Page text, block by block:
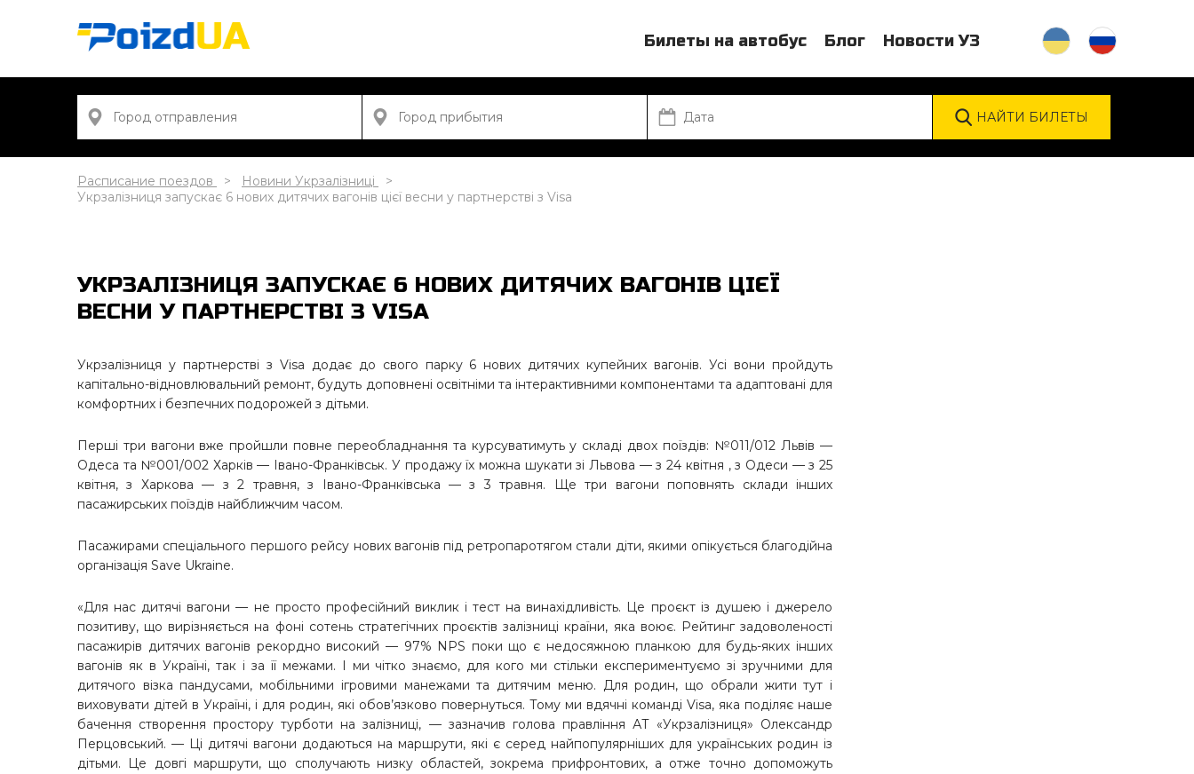
Билеты на автобус Блог Новости УЗ
Расписание поездов
Новини Укрзалізниці
Укрзалізниця запускає 6 нових дитячих вагонів цієї весни у партнерстві з Visa
УКРЗАЛІЗНИЦЯ ЗАПУСКАЄ 6 НОВИХ ДИТЯЧИХ ВАГОНІВ ЦІЄЇ
ВЕСНИ У ПАРТНЕРСТВІ З VISA
Укрзалізниця у партнерстві з Visa додає до свого парку 6 нових дитячих купейних вагонів. Усі вони пройдуть
капітально-відновлювальний ремонт, будуть доповнені освітніми та інтерактивними компонентами та адаптовані для
комфортних і безпечних подорожей з дітьми.
Перші три вагони вже пройшли повне переобладнання та курсуватимуть у складі двох поїздів: №011/012 Львів —
Одеса та №001/002 Харків — Івано-Франківськ. У продажу їх можна шукати зі Львова — з 24 квітня , з Одеси — з 25
квітня, з Харкова — з 2 травня, з Івано-Франківська — з 3 травня. Ще три вагони поповнять склади інших
пасажирських поїздів найближчим часом.
Пасажирами спеціального першого рейсу нових вагонів під ретропаротягом стали діти, якими опікується благодійна
організація Save Ukraine.
«Для нас дитячі вагони — не просто професійний виклик і тест на винахідливість. Це проєкт із душею і джерело
позитиву, що вирізняється на фоні сотень стратегічних проєктів залізниці країни, яка воює. Рейтинг задоволеності
пасажирів дитячих вагонів рекордно високий — 97% NPS поки що є недосяжною планкою для будь-яких інших
вагонів як в Україні, так і за її межами. І ми чітко знаємо, для кого ми стільки експериментуємо зі зручними для
дитячого візка пандусами, мобільними ігровими манежами та дитячим меню. Для родин, що обрали жити тут і
виховувати дітей в Україні, і для родин, які обов’язково повернуться. Тому ми вдячні команді Visa, яка поділяє наше
бачення створення простору турботи на залізниці, — зазначив голова правління АТ «Укрзалізниця» Олександр
Перцовський. — Ці дитячі вагони додаються на маршрути, які є серед найпопулярніших для українських родин із
дітьми. Це довгі маршрути, що сполучають низку областей, зокрема прифронтових, а отже точно допоможуть